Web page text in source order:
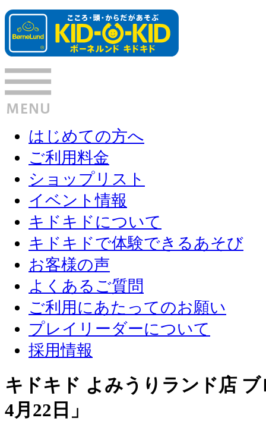
はじめての方へ
ご利用料金
ショップリスト
イベント情報
キドキドについて
キドキドで体験できるあそび
お客様の声
よくあるご質問
ご利用にあたってのお願い
プレイリーダーについて
採用情報
キドキド よみうりランド店
4月22日 」